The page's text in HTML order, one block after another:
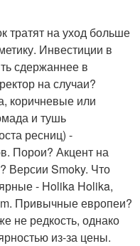
тратят на уход больше
Инвестиции в
сдержаннее в
на случаи?
коричневые или
и тушь
ресниц) -
Порои? Акцент на
Версии Smoky. Что
- Holika Holika,
Привычные европеи?
не редкость, однако
из-за цены.